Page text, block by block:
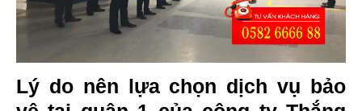
Lý do nên lựa chọn dịch vụ bảo